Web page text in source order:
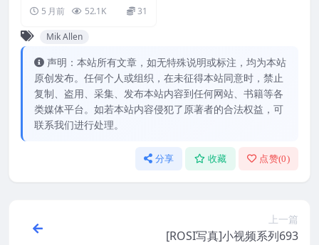
5 月前 52.1K 31
Mik Allen
声明：本站所有文章，如无特殊说明或标注，均为本站
原创发布。任何个人或组织，在未征得本站同意时，禁止
复制、盗用、采集、发布本站内容到任何网站、书籍等各
类媒体平台。如若本站内容侵犯了原著者的合法权益，可
联系我们进行处理。
分享 收藏 点赞(0)
上一篇
[ROSI写真]小视频系列693